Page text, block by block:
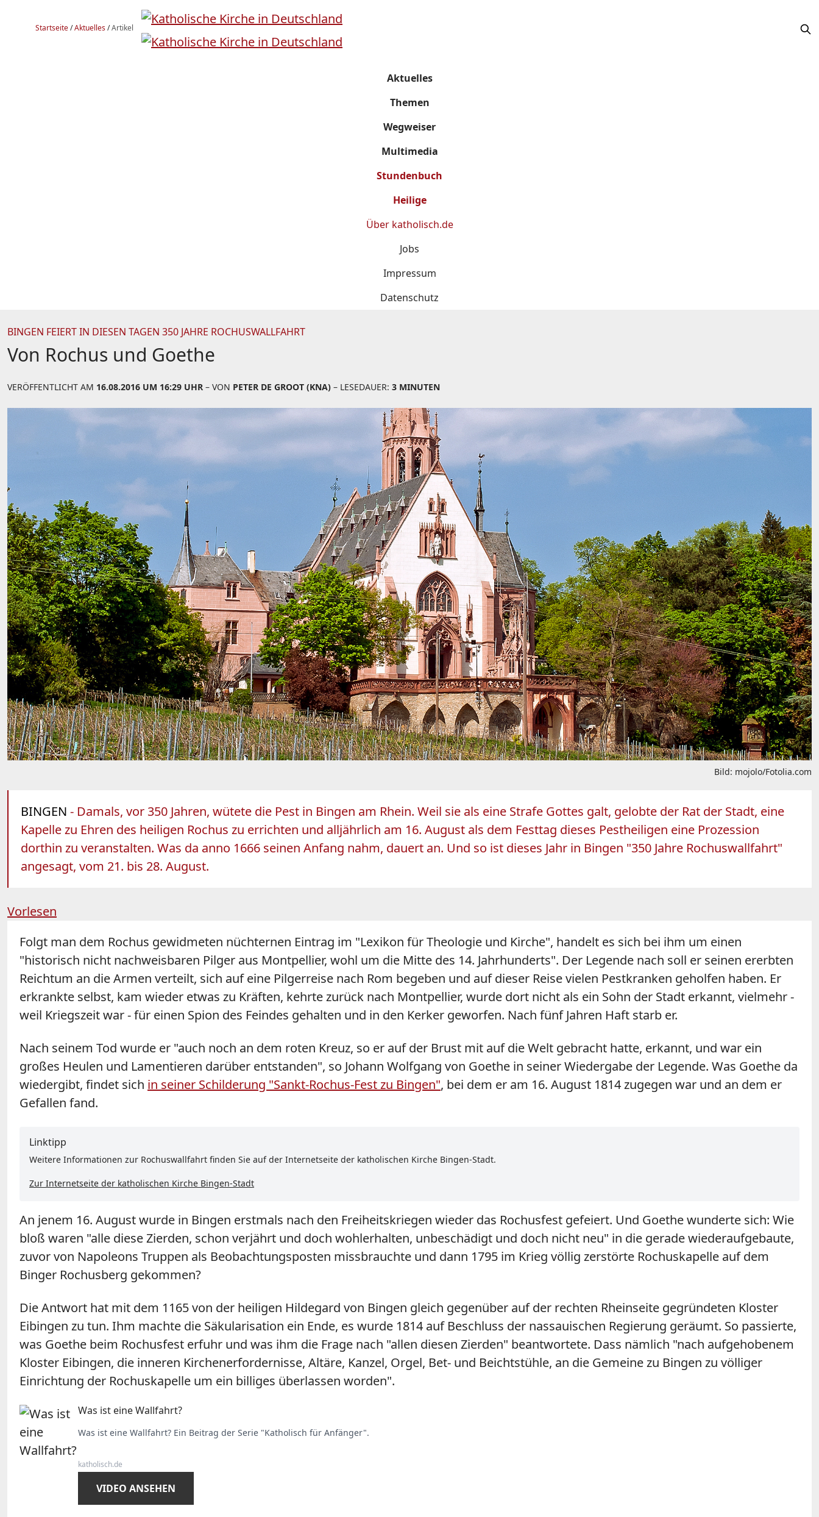
Startseite/Aktuelles/Artikel
Aktuelles
Themen
Wegweiser
Multimedia
Stundenbuch
Heilige
Über katholisch.de
Jobs
Impressum
Datenschutz
BINGEN FEIERT IN DIESEN TAGEN 350 JAHRE ROCHUSWALLFAHRT
Von Rochus und Goethe
VERÖFFENTLICHT AM 16.08.2016 UM 16:29 UHR – VON PETER DE GROOT (KNA) – LESEDAUER: 3 MINUTEN
Bild: mojolo/Fotolia.com
BINGEN - Damals, vor 350 Jahren, wütete die Pest in Bingen am Rhein. Weil sie als eine Strafe Gottes galt, gelobte der Rat der Stadt, eine
Kapelle zu Ehren des heiligen Rochus zu errichten und alljährlich am 16. August als dem Festtag dieses Pestheiligen eine Prozession
dorthin zu veranstalten. Was da anno 1666 seinen Anfang nahm, dauert an. Und so ist dieses Jahr in Bingen "350 Jahre Rochuswallfahrt"
angesagt, vom 21. bis 28. August.
Vorlesen
Folgt man dem Rochus gewidmeten nüchternen Eintrag im "Lexikon für Theologie und Kirche", handelt es sich bei ihm um einen
"historisch nicht nachweisbaren Pilger aus Montpellier, wohl um die Mitte des 14. Jahrhunderts". Der Legende nach soll er seinen ererbten
Reichtum an die Armen verteilt, sich auf eine Pilgerreise nach Rom begeben und auf dieser Reise vielen Pestkranken geholfen haben. Er
erkrankte selbst, kam wieder etwas zu Kräften, kehrte zurück nach Montpellier, wurde dort nicht als ein Sohn der Stadt erkannt, vielmehr -
weil Kriegszeit war - für einen Spion des Feindes gehalten und in den Kerker geworfen. Nach fünf Jahren Haft starb er.
Nach seinem Tod wurde er "auch noch an dem roten Kreuz, so er auf der Brust mit auf die Welt gebracht hatte, erkannt, und war ein
großes Heulen und Lamentieren darüber entstanden", so Johann Wolfgang von Goethe in seiner Wiedergabe der Legende. Was Goethe da
wiedergibt, findet sich in seiner Schilderung "Sankt-Rochus-Fest zu Bingen", bei dem er am 16. August 1814 zugegen war und an dem er
Gefallen fand.
Linktipp
Weitere Informationen zur Rochuswallfahrt finden Sie auf der Internetseite der katholischen Kirche Bingen-Stadt.
Zur Internetseite der katholischen Kirche Bingen-Stadt
An jenem 16. August wurde in Bingen erstmals nach den Freiheitskriegen wieder das Rochusfest gefeiert. Und Goethe wunderte sich: Wie
bloß waren "alle diese Zierden, schon verjährt und doch wohlerhalten, unbeschädigt und doch nicht neu" in die gerade wiederaufgebaute,
zuvor von Napoleons Truppen als Beobachtungsposten missbrauchte und dann 1795 im Krieg völlig zerstörte Rochuskapelle auf dem
Binger Rochusberg gekommen?
Die Antwort hat mit dem 1165 von der heiligen Hildegard von Bingen gleich gegenüber auf der rechten Rheinseite gegründeten Kloster
Eibingen zu tun. Ihm machte die Säkularisation ein Ende, es wurde 1814 auf Beschluss der nassauischen Regierung geräumt. So passierte,
was Goethe beim Rochusfest erfuhr und was ihm die Frage nach "allen diesen Zierden" beantwortete. Dass nämlich "nach aufgehobenem
Kloster Eibingen, die inneren Kirchenerfordernisse, Altäre, Kanzel, Orgel, Bet- und Beichtstühle, an die Gemeine zu Bingen zu völliger
Einrichtung der Rochuskapelle um ein billiges überlassen worden".
Was ist eine Wallfahrt?
Was ist eine Wallfahrt? Ein Beitrag der Serie "Katholisch für Anfänger".
katholisch.de
VIDEO ANSEHEN